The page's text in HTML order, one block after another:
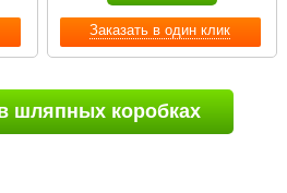
Заказать в один клик
шляпных коробках